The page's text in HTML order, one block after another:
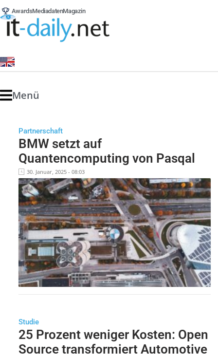
AwardsMediadatenMagazin
Menü
Partnerschaft
BMW setzt auf
Quantencomputing von Pasqal
30. Januar, 2025 - 08:03
Studie
25 Prozent weniger Kosten: Open
Source transformiert Automotive